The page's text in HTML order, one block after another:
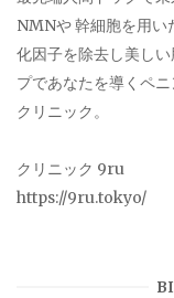
NMNや 幹細胞を用い
化因子を除去し美し
プであなたを導くペ
クリニック。
クリニック 9ru
https://9ru.tokyo/